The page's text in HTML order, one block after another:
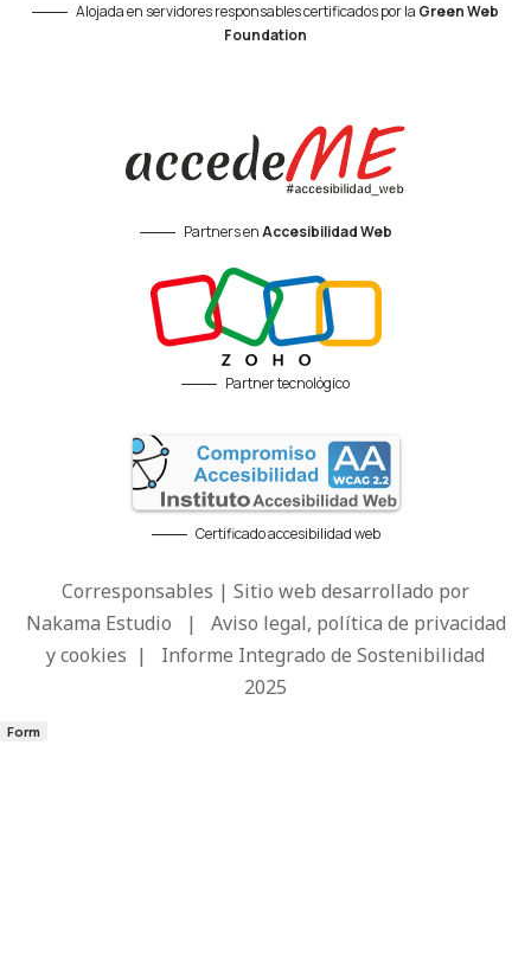
Alojada en servidores responsables certificados por la Green Web
Foundation
Partners enAccesibilidad Web
Partner tecnológico
Certificado accesibilidad web
Corresponsables | Sitio web desarrollado por
Nakama Estudio | Aviso legal, política de privacidad
y cookies | Informe Integrado de Sostenibilidad
2025
Form